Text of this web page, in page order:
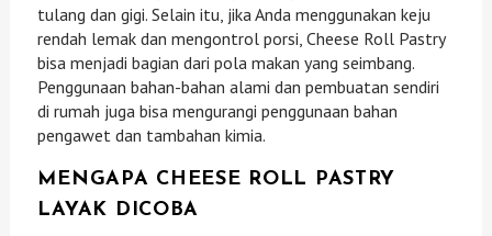
tulang dan gigi. Selain itu, jika Anda menggunakan keju
rendah lemak dan mengontrol porsi, Cheese Roll Pastry
bisa menjadi bagian dari pola makan yang seimbang.
Penggunaan bahan-bahan alami dan pembuatan sendiri
di rumah juga bisa mengurangi penggunaan bahan
pengawet dan tambahan kimia.
MENGAPA CHEESE ROLL PASTRY
LAYAK DICOBA